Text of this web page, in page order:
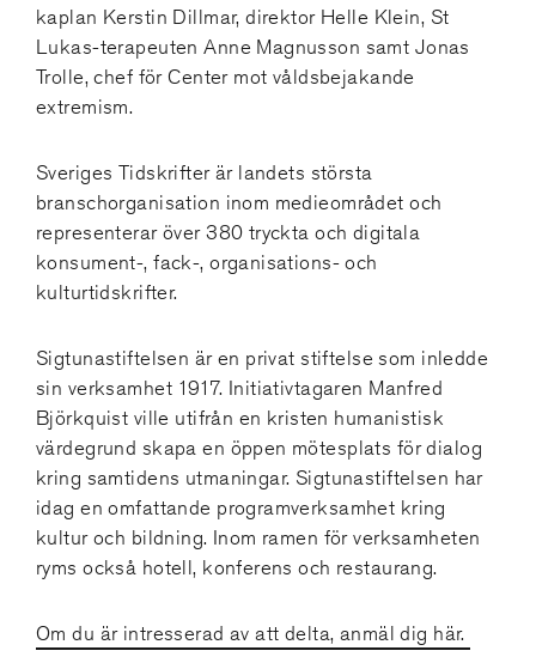
kaplan Kerstin Dillmar, direktor Helle Klein, St
Lukas-terapeuten Anne Magnusson samt Jonas
Trolle, chef för Center mot våldsbejakande
extremism.
Sveriges Tidskrifter är landets största
branschorganisation inom medieområdet och
representerar över 380 tryckta och digitala
konsument-, fack-, organisations- och
kulturtidskrifter.
Sigtunastiftelsen är en privat stiftelse som inledde
sin verksamhet 1917. Initiativtagaren Manfred
Björkquist ville utifrån en kristen humanistisk
värdegrund skapa en öppen mötesplats för dialog
kring samtidens utmaningar. Sigtunastiftelsen har
idag en omfattande programverksamhet kring
kultur och bildning. Inom ramen för verksamheten
ryms också hotell, konferens och restaurang.
Om du är intresserad av att delta, anmäl dig här.